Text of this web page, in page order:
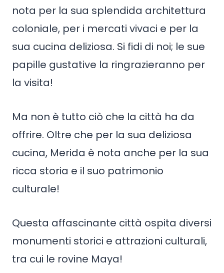
nota per la sua splendida architettura
coloniale, per i mercati vivaci e per la
sua cucina deliziosa. Si fidi di noi; le sue
papille gustative la ringrazieranno per
la visita!
Ma non è tutto ciò che la città ha da
offrire. Oltre che per la sua deliziosa
cucina, Merida è nota anche per la sua
ricca storia e il suo patrimonio
culturale!
Questa affascinante città ospita diversi
monumenti storici e attrazioni culturali,
tra cui le rovine Maya!